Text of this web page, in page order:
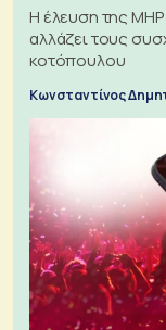
H έλευση της
αλλάζει τους
κοτόπουλου
Κωνσταντίνος